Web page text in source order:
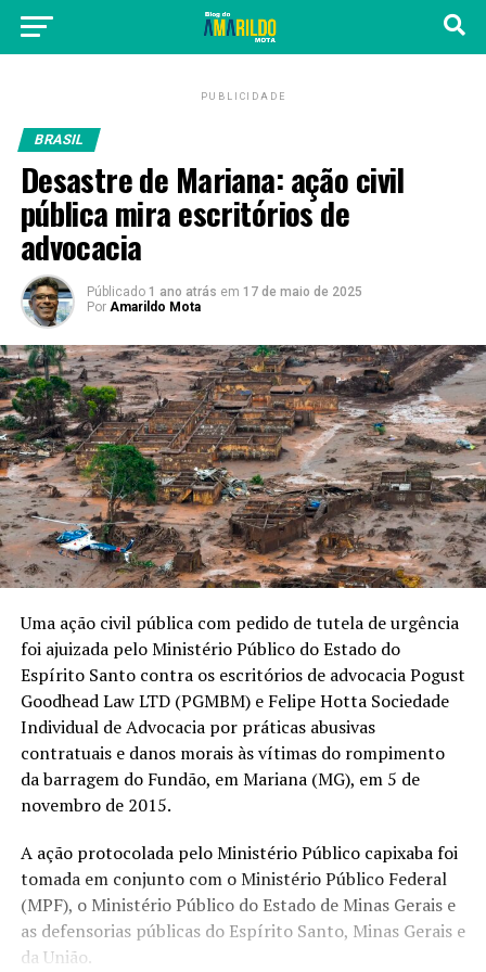
PUBLICIDADE
BRASIL
Desastre de Mariana: ação civil
pública mira escritórios de
advocacia
Públicado 1 ano atrás em 17 de maio de 2025
Por Amarildo Mota
Uma ação civil pública com pedido de tutela de urgência
foi ajuizada pelo Ministério Público do Estado do
Espírito Santo contra os escritórios de advocacia Pogust
Goodhead Law LTD (PGMBM) e Felipe Hotta Sociedade
Individual de Advocacia por práticas abusivas
contratuais e danos morais às vítimas do rompimento
da barragem do Fundão, em Mariana (MG), em 5 de
novembro de 2015.
A ação protocolada pelo Ministério Público capixaba foi
tomada em conjunto com o Ministério Público Federal
(MPF), o Ministério Público do Estado de Minas Gerais e
as defensorias públicas do Espírito Santo, Minas Gerais e
da União.